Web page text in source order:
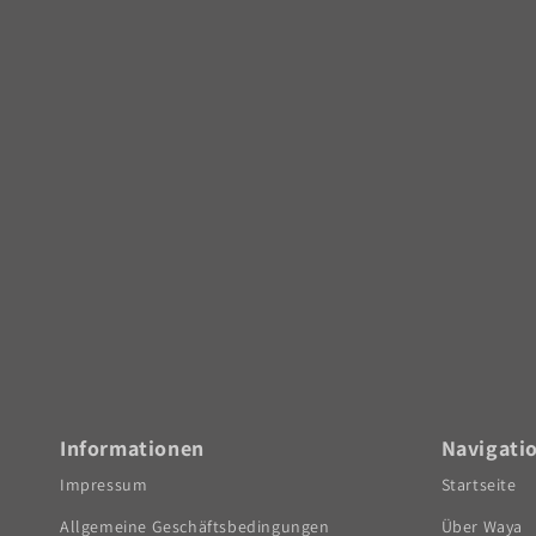
Informationen
Impressum
Allgemeine Geschäftsbedingungen
Startseite
Über Waya